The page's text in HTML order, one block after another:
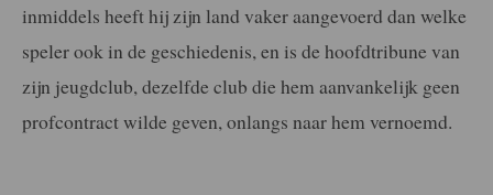
inmiddels heeft hij zijn land vaker aangevoerd dan welke
speler ook in de geschiedenis, en is de hoofdtribune van
zijn jeugdclub, dezelfde club die hem aanvankelijk geen
profcontract wilde geven, onlangs naar hem vernoemd.